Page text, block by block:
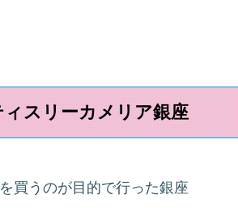
ィスリーカメリア銀座
買うのが目的で行った銀座